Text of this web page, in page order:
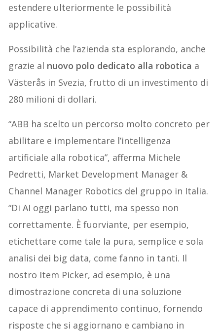
estendere ulteriormente le possibilità
applicative.
Possibilità che l’azienda sta esplorando, anche
grazie al nuovo polo dedicato alla robotica a
Västerås in Svezia, frutto di un investimento di
280 milioni di dollari.
“ABB ha scelto un percorso molto concreto per
abilitare e implementare l’intelligenza
artificiale alla robotica”, afferma Michele
Pedretti, Market Development Manager &
Channel Manager Robotics del gruppo in Italia.
“Di AI oggi parlano tutti, ma spesso non
correttamente. È fuorviante, per esempio,
etichettare come tale la pura, semplice e sola
analisi dei big data, come fanno in tanti. Il
nostro Item Picker, ad esempio, è una
dimostrazione concreta di una soluzione
capace di apprendimento continuo, fornendo
risposte che si aggiornano e cambiano in